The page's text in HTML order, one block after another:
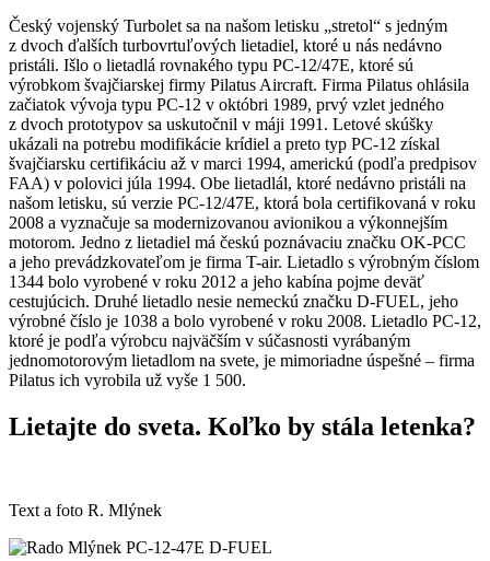
Český vojenský Turbolet sa na našom letisku „stretol“ s jedným
z dvoch ďalších turbovrtuľových lietadiel, ktoré u nás nedávno
pristáli. Išlo o lietadlá rovnakého typu PC-12/47E, ktoré sú
výrobkom švajčiarskej firmy Pilatus Aircraft. Firma Pilatus ohlásila
začiatok vývoja typu PC-12 v októbri 1989, prvý vzlet jedného
z dvoch prototypov sa uskutočnil v máji 1991. Letové skúšky
ukázali na potrebu modifikácie krídiel a preto typ PC-12 získal
švajčiarsku certifikáciu až v marci 1994, americkú (podľa predpisov
FAA) v polovici júla 1994. Obe lietadlál, ktoré nedávno pristáli na
našom letisku, sú verzie PC-12/47E, ktorá bola certifikovaná v roku
2008 a vyznačuje sa modernizovanou avionikou a výkonnejším
motorom. Jedno z lietadiel má českú poznávaciu značku OK-PCC
a jeho prevádzkovateľom je firma T-air. Lietadlo s výrobným číslom
1344 bolo vyrobené v roku 2012 a jeho kabína pojme deväť
cestujúcich. Druhé lietadlo nesie nemeckú značku D-FUEL, jeho
výrobné číslo je 1038 a bolo vyrobené v roku 2008. Lietadlo PC-12,
ktoré je podľa výrobcu najväčším v súčasnosti vyrábaným
jednomotorovým lietadlom na svete, je mimoriadne úspešné – firma
Pilatus ich vyrobila už vyše 1 500.
Lietajte do sveta. Koľko by stála letenka?
Text a foto R. Mlýnek